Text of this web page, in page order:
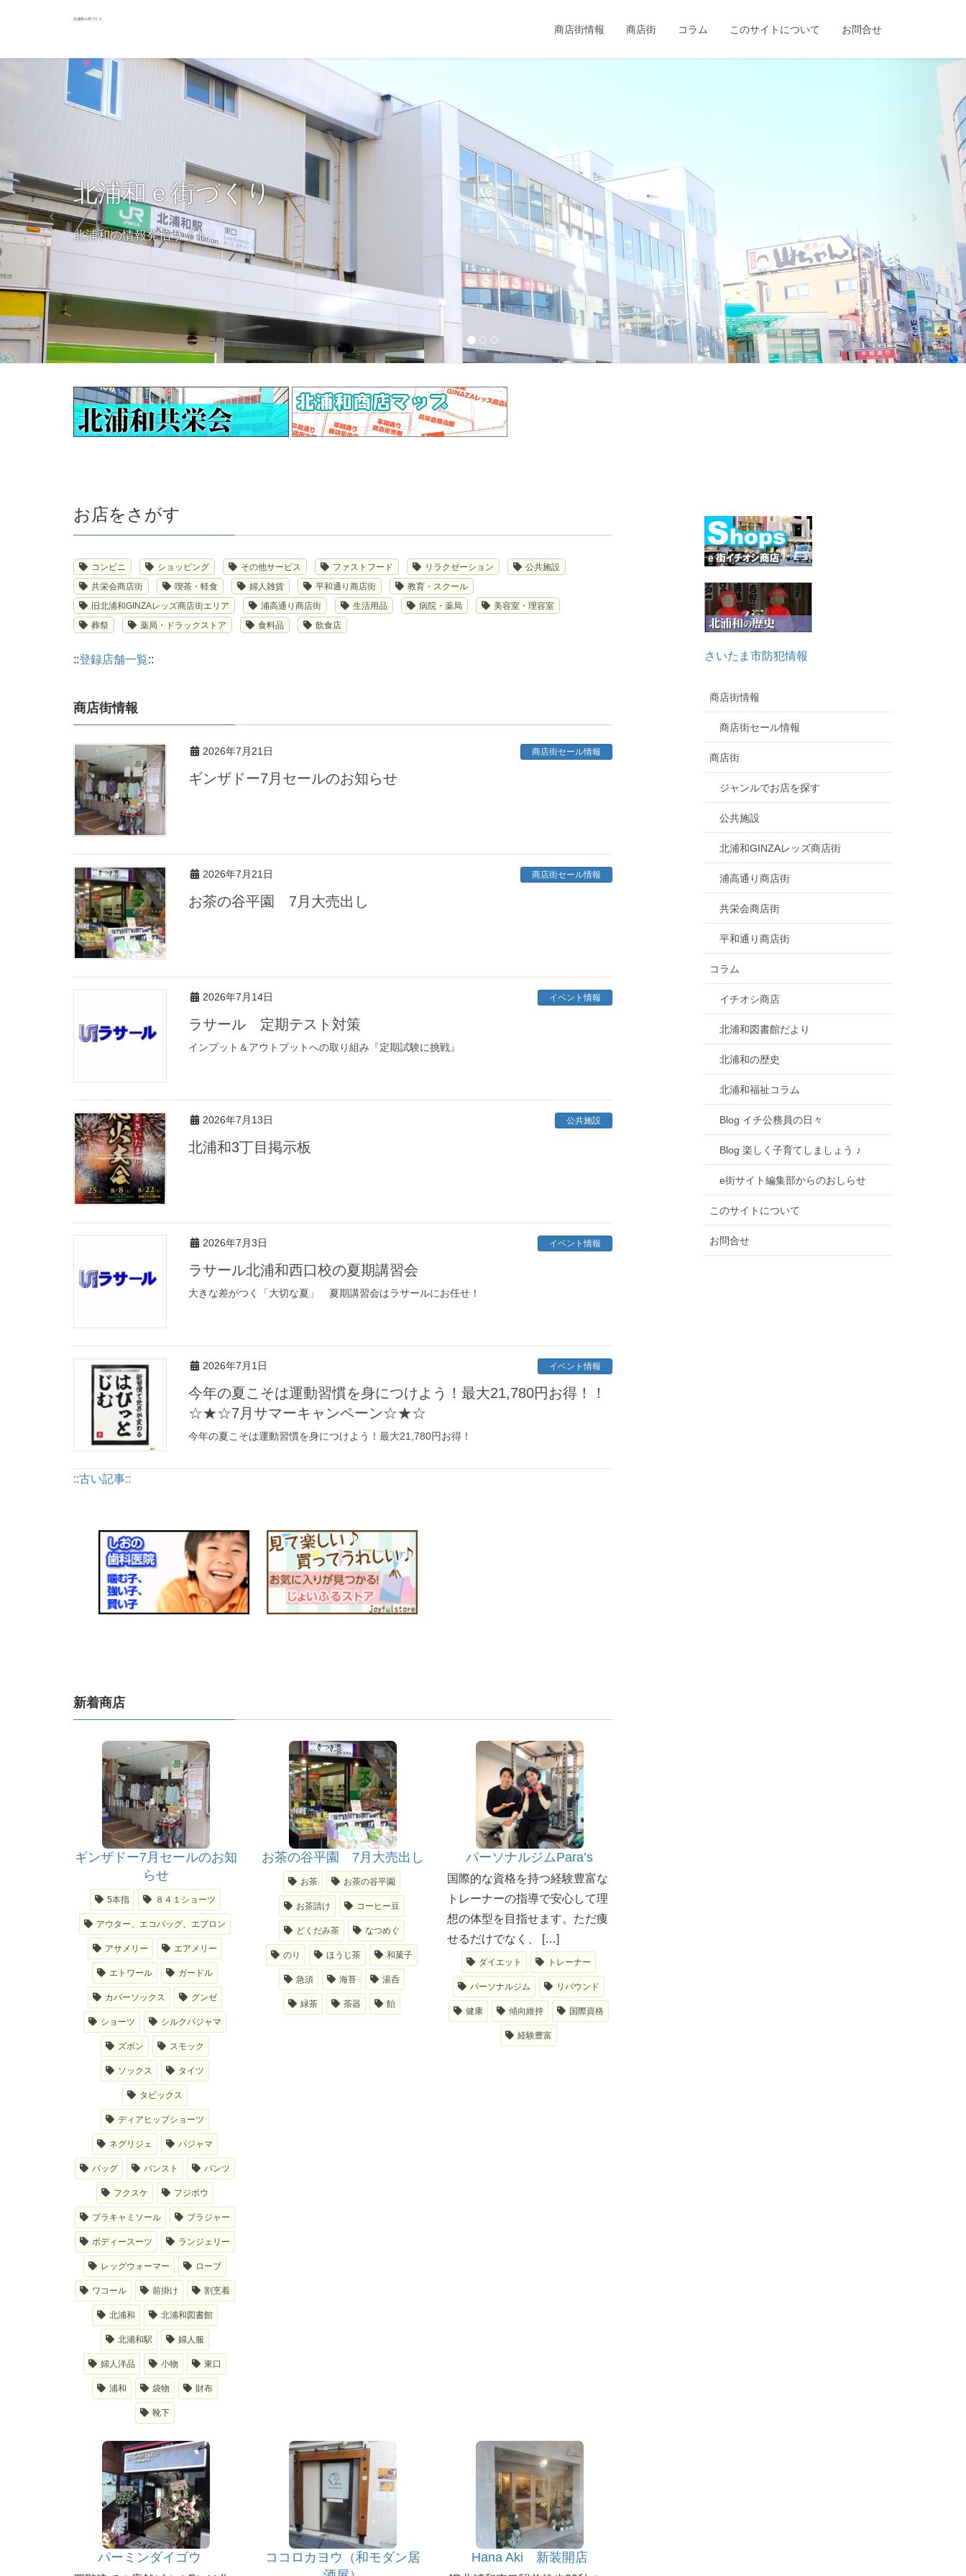
北浦和ｅ街づくり
商店街情報 商店街 コラム このサイトについて お問合せ
北浦和ｅ街づくり
北浦和の情報発信サイト
お店をさがす
コンビニ ショッピング その他サービス ファストフード リラクゼーション
公共施設
共栄会商店街
喫茶・軽食 婦人雑貨 平和通り商店街
教育・スクール
旧北浦和GINZAレッズ商店街エリア
浦高通り商店街 生活用品 病院・薬局
美容室・理容室
葬祭
薬局・ドラックストア 食料品 飲食店
::登録店舗一覧::
商店街情報
2026年7月21日 商店街セール情報
ギンザドー7月セールのお知らせ
2026年7月21日 商店街セール情報
お茶の谷平園 7月大売出し
2026年7月14日 イベント情報
ラサール 定期テスト対策
インプット＆アウトプットへの取り組み『定期試験に挑戦』
2026年7月13日 公共施設
北浦和3丁目掲示板
2026年7月3日 イベント情報
ラサール北浦和西口校の夏期講習会
大きな差がつく「大切な夏」 夏期講習会はラサールにお任せ！
2026年7月1日 イベント情報
今年の夏こそは運動習慣を身につけよう！最大21,780円お得！！
☆★☆7月サマーキャンペーン☆★☆
今年の夏こそは運動習慣を身につけよう！最大21,780円お得！
::古い記事::
新着商店
ギンザドー7月セールのお知
らせ
5本指 ８４１ショーツ
アウター、エコバッグ、エプロン
アサメリー エアメリー
エトワール ガードル
カバーソックス グンゼ
ショーツ シルクパジャマ
ズボン スモック
ソックス タイツ
タビックス
ディアヒップショーツ
ネグリジェ パジャマ
バッグ パンスト パンツ
フクスケ フジボウ
ブラキャミソール ブラジャー
ボディースーツ ランジェリー
レッグウォーマー ローブ
ワコール 前掛け 割烹着
北浦和 北浦和図書館
北浦和駅 婦人服
婦人洋品 小物 東口
浦和 袋物 財布
靴下
お茶の谷平園 7月大売出し
お茶 お茶の谷平園
お茶請け コーヒー豆
どくだみ茶 なつめぐ
のり ほうじ茶 和菓子
急須 海苔 湯呑
緑茶 茶器 飴
パーソナルジムPara’s
国際的な資格を持つ経験豊富な
トレーナーの指導で安心して理
想の体型を目指せます。ただ痩
せるだけでなく、 […]
ダイエット トレーナー
パーソナルジム リバウンド
健康 傾向維持 国際資格
経験豊富
パーミンダイゴウ
ココロカヨウ（和モダン居
Hana Aki 新装開店
さいたま市防犯情報
商店街情報
商店街セール情報
商店街
ジャンルでお店を探す
公共施設
北浦和GINZAレッズ商店街
浦高通り商店街
共栄会商店街
平和通り商店街
コラム
イチオシ商店
北浦和図書館だより
北浦和の歴史
北浦和福祉コラム
Blog イチ公務員の日々
Blog 楽しく子育てしましょう ♪
e街サイト編集部からのおしらせ
このサイトについて
お問合せ